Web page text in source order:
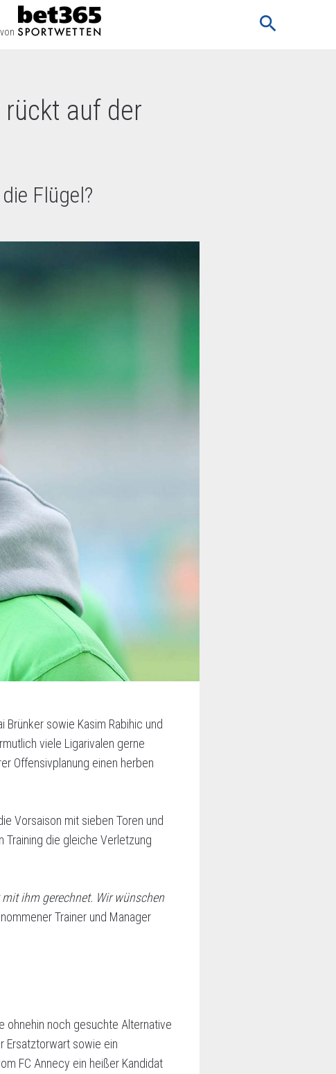
search
rückt auf der
Flügel?
sowie Kasim Rabihic und
viele Ligarivalen gerne
Offensivplanung einen herben
Vorsaison mit sieben Toren und
Training die gleiche Verletzung
ihm gerechnet. Wir wünschen
Trainer und Manager
ohnehin noch gesuchte Alternative
Ersatztorwart sowie ein
FC Annecy ein heißer Kandidat